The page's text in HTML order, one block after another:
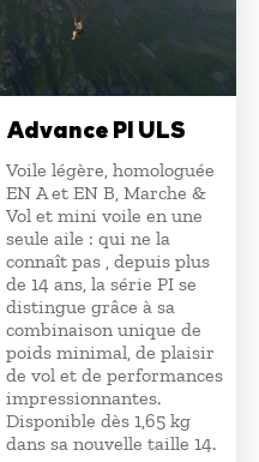
Advance PI ULS
Voile légère, homologuée
EN A et EN B, Marche &
Vol et mini voile en une
seule aile : qui ne la
connaît pas , depuis plus
de 14 ans, la série PI se
distingue grâce à sa
combinaison unique de
poids minimal, de plaisir
de vol et de performances
impressionnantes.
Disponible dès 1,65 kg
dans sa nouvelle taille 14.